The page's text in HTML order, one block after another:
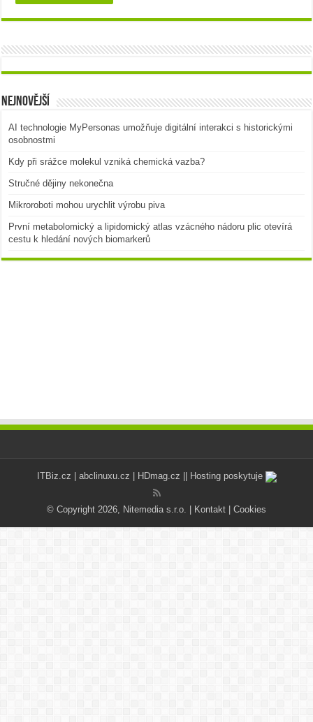
Nejnovější
AI technologie MyPersonas umožňuje digitální interakci s historickými
osobnostmi
Kdy při srážce molekul vzniká chemická vazba?
Stručné dějiny nekonečna
Mikroroboti mohou urychlit výrobu piva
První metabolomický a lipidomický atlas vzácného nádoru plic otevírá
cestu k hledání nových biomarkerů
ITBiz.cz abclinuxu.cz HDmag.cz || Hosting poskytuje
© Copyright 2026, Nitemedia s.r.o. | Kontakt Cookies